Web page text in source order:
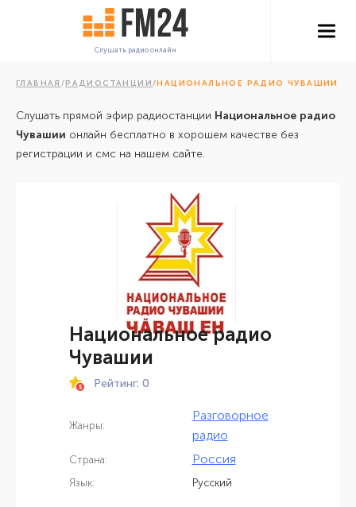
Слушать радио онлайн
ГЛАВНАЯ /РАДИОСТАНЦИИ/НАЦИОНАЛЬНОЕ РАДИО ЧУВАШИИ
Слушать прямой эфир радиостанции Национальное радио
Чувашии онлайн бесплатно в хорошем качестве без
регистрации и смс на нашем сайте.
Национальное радио
Чувашии
Рейтинг: 0
Жанры:
Разговорное
радио
Страна: Россия
Язык: Русский